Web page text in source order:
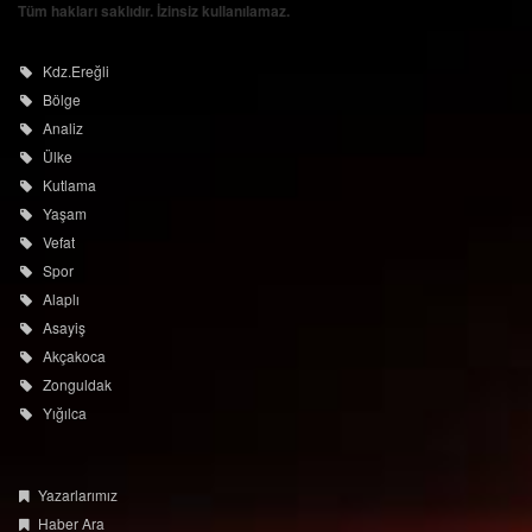
© damar67.com
İstek, Şikayetleriniz İçin Tıklayın
Tüm hakları saklıdır. İzinsiz kullanılamaz.
Kdz.Ereğli
Bölge
Analiz
Ülke
Kutlama
Yaşam
Vefat
Spor
Alaplı